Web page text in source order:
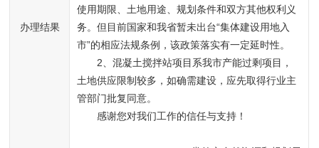
办理结果
使用期限、土地用途、规划条件和双方其他权利义
务。但目前国家和我省暂未出台“集体建设用地入
市”的相应法规条例，该政策落实有一定延时性。
2、混凝土搅拌站项目系我市产能过剩项目，
土地供应限制较多，如确需建设，应先取得行业主
管部门批复同意。
感谢您对我们工作的信任与支持！